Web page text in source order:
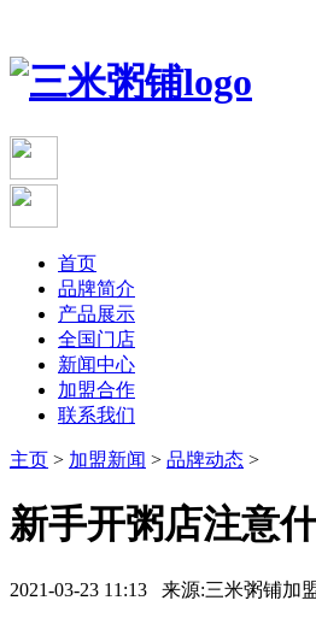
首页
品牌简介
产品展示
全国门店
新闻中心
加盟合作
联系我们
主页 > 加盟新闻 > 品牌动态 >
新手开粥店注意
2021-03-23 11:13 来源:三米粥铺加